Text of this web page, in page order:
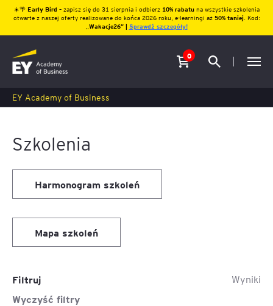
☀️🌴 Early Bird – zapisz się do 31 sierpnia i odbierz10% rabatu na wszystkie szkolenia
otwarte z naszej oferty realizowane do końca 2026 roku, e-learningi aż 50% taniej. Kod:
Wakacje26″ | Sprawdź szczegóły!
0
EY Academy of Business
Szkolenia
Harmonogram szkoleń
Mapa szkoleń
Filtruj
Wyczyść filtry
Wyniki